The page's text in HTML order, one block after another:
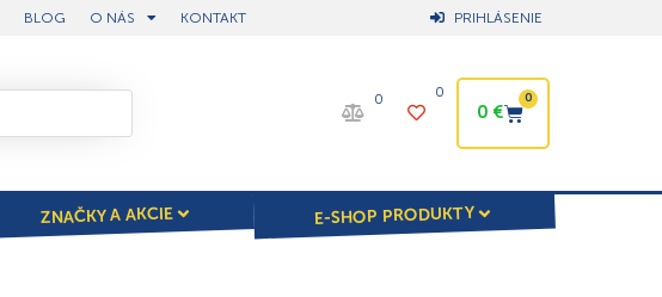
BLOG O NÁS KONTAKT PRIHLÁSENIE
0 0
0€
0
ZNAČKY A AKCIE E-SHOP PRODUKTY